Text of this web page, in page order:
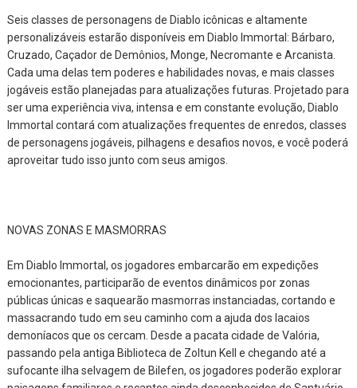
Seis classes de personagens de Diablo icônicas e altamente
personalizáveis estarão disponíveis em Diablo Immortal: Bárbaro,
Cruzado, Caçador de Demônios, Monge, Necromante e Arcanista.
Cada uma delas tem poderes e habilidades novas, e mais classes
jogáveis estão planejadas para atualizações futuras. Projetado para
ser uma experiência viva, intensa e em constante evolução, Diablo
Immortal contará com atualizações frequentes de enredos, classes
de personagens jogáveis, pilhagens e desafios novos, e você poderá
aproveitar tudo isso junto com seus amigos.
NOVAS ZONAS E MASMORRAS
Em Diablo Immortal, os jogadores embarcarão em expedições
emocionantes, participarão de eventos dinâmicos por zonas
públicas únicas e saquearão masmorras instanciadas, cortando e
massacrando tudo em seu caminho com a ajuda dos lacaios
demoníacos que os cercam. Desde a pacata cidade de Valória,
passando pela antiga Biblioteca de Zoltun Kell e chegando até a
sufocante ilha selvagem de Bilefen, os jogadores poderão explorar